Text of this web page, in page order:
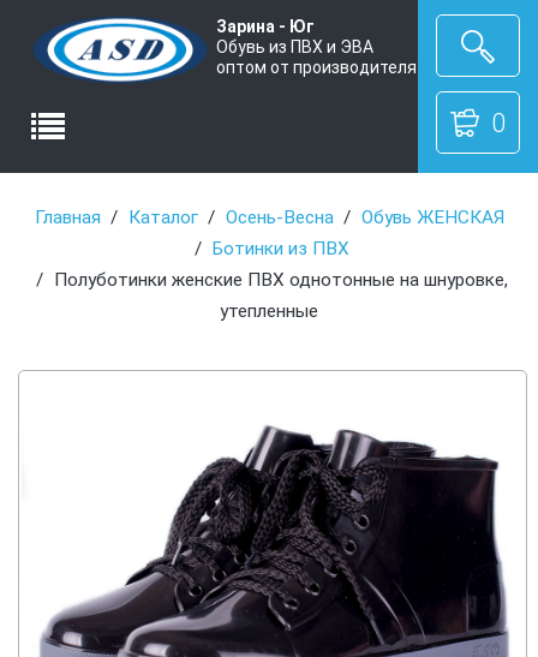
Зарина - Юг
Обувь из ПВХ и ЭВА
оптом от производителя
0
Главная Каталог Осень-Весна
Обувь ЖЕНСКАЯ
Ботинки из ПВХ
Полуботинки женские ПВХ однотонные на шнуровке,
утепленные